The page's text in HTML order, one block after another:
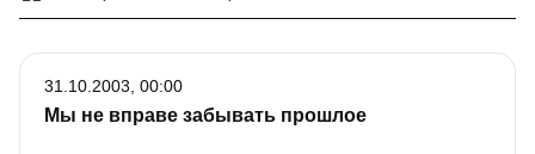
Мы не вправе забывать прошлое
31.10.2003, 00:00